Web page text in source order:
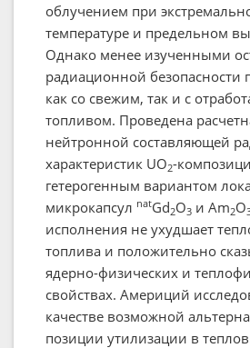
облучением при
температуре и предельном
Однако менее изученными
радиационной
как со свежим, так и с
топливом. Проведена
нейтронной составляющей
характеристик UO2-
гетерогенным вариантом
микрокапсул natGd2O3 и Am2O
исполнения не ухудшает
топлива и положительно
ядерно-физических и
свойствах. Америций
качестве возможной
позиции утилизации в